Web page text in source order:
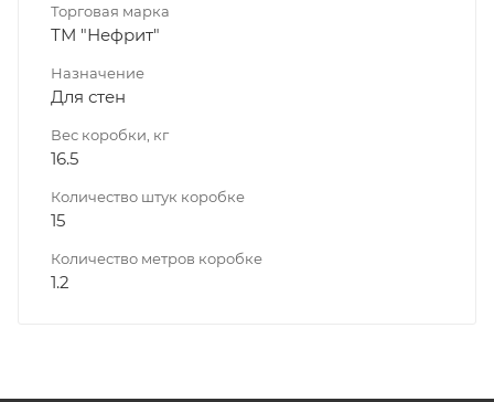
Торговая марка
ТМ "Нефрит"
Назначение
Для стен
Вес коробки, кг
16.5
Количество штук коробке
15
Количество метров коробке
1.2